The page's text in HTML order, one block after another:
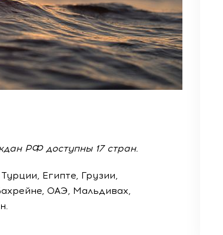
РФ доступны 17 стран.
Египте, Грузии,
ОАЭ, Мальдивах,